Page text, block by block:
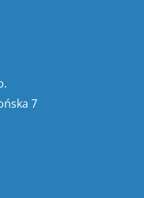
7